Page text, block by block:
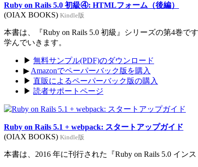
Ruby on Rails 5.0 初級④: HTMLフォーム（後編）
(OIAX BOOKS) Kindle版
本書は、『Ruby on Rails 5.0 初級』シリーズの第4巻
学んでいきます。
▶ 無料サンプル(PDF)のダウンロード
▶ Amazonでペーパーバック版を購入
▶ 直販によるペーパーバック版の購入
▶ 読者サポートページ
Ruby on Rails 5.1 + webpack: スタートアップガイド
(OIAX BOOKS) Kindle版
本書は、2016 年に刊行された『Ruby on Rails 5.0 イン